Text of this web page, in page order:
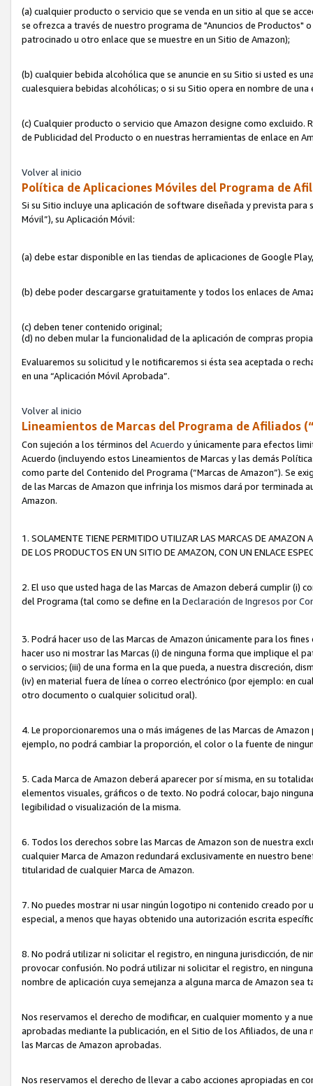
(a) cualquier producto o servicio que se venda en un sitio al que se
se ofrezca a través de nuestro programa de "Anuncios de Productos"
patrocinado u otro enlace que se muestre en un Sitio de Amazon);
(b) cualquier bebida alcohólica que se anuncie en su Sitio si usted es
cualesquiera bebidas alcohólicas; o si su Sitio opera en nombre de
(c) Cualquier producto o servicio que Amazon designe como excluido.
de Publicidad del Producto o en nuestras herramientas de enlace en
Volver al inicio
Política de Aplicaciones Móviles del Programa de
Si su Sitio incluye una aplicación de software diseñada y prevista
Móvil”), su Aplicación Móvil:
(a) debe estar disponible en las tiendas de aplicaciones de Google
(b) debe poder descargarse gratuitamente y todos los enlaces de
(c) deben tener contenido original;
(d) no deben mular la funcionalidad de la aplicación de compras
Evaluaremos su solicitud y le notificaremos si ésta sea aceptada o
en una “Aplicación Móvil Aprobada”.
Volver al inicio
Lineamientos de Marcas del Programa de Afiliados
Con sujeción a los términos del Acuerdo y únicamente para efectos
Acuerdo (incluyendo estos Lineamientos de Marcas y las demás
como parte del Contenido del Programa (“Marcas de Amazon”). Se
de las Marcas de Amazon que infrinja los mismos dará por terminada
Amazon.
1. SOLAMENTE TIENE PERMITIDO UTILIZAR LAS MARCAS DE
DE LOS PRODUCTOS EN UN SITIO DE AMAZON, CON UN ENLACE
2. El uso que usted haga de las Marcas de Amazon deberá cumplir (i)
del Programa (tal como se define en la Declaración de Ingresos por
3. Podrá hacer uso de las Marcas de Amazon únicamente para los
hacer uso ni mostrar las Marcas (i) de ninguna forma que implique el
o servicios; (iii) de una forma en la que pueda, a nuestra discreción,
(iv) en material fuera de línea o correo electrónico (por ejemplo: en
otro documento o cualquier solicitud oral).
4. Le proporcionaremos una o más imágenes de las Marcas de
ejemplo, no podrá cambiar la proporción, el color o la fuente de
5. Cada Marca de Amazon deberá aparecer por sí misma, en su
elementos visuales, gráficos o de texto. No podrá colocar, bajo
legibilidad o visualización de la misma.
6. Todos los derechos sobre las Marcas de Amazon son de nuestra
cualquier Marca de Amazon redundará exclusivamente en nuestro
titularidad de cualquier Marca de Amazon.
7. No puedes mostrar ni usar ningún logotipo ni contenido creado por
especial, a menos que hayas obtenido una autorización escrita
8. No podrá utilizar ni solicitar el registro, en ninguna jurisdicción, de
provocar confusión. No podrá utilizar ni solicitar el registro, en
nombre de aplicación cuya semejanza a alguna marca de Amazon
Nos reservamos el derecho de modificar, en cualquier momento y a
aprobadas mediante la publicación, en el Sitio de los Afiliados, de
las Marcas de Amazon aprobadas.
Nos reservamos el derecho de llevar a cabo acciones apropiadas en